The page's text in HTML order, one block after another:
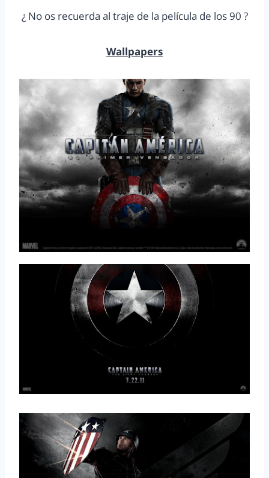
¿ No os recuerda al traje de la película de los 90 ?
Wallpapers